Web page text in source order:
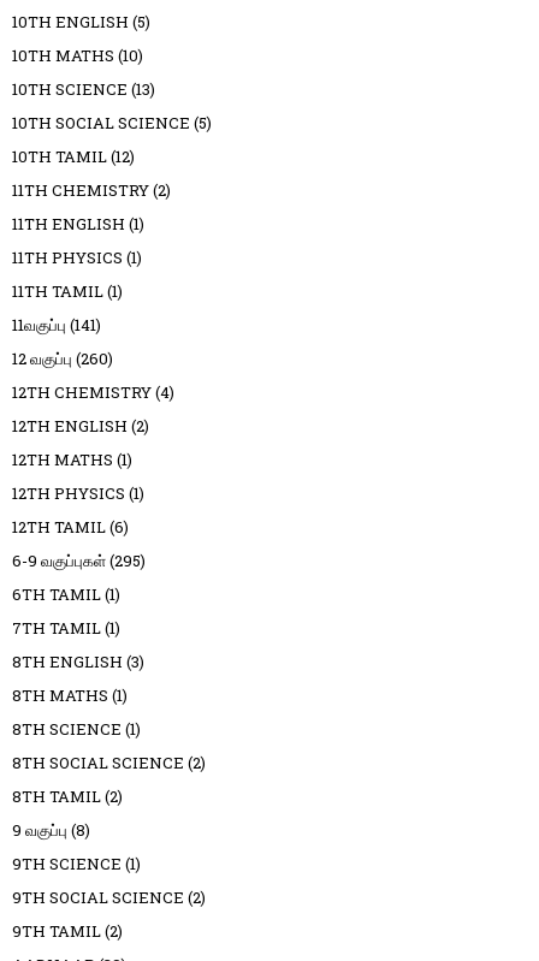
10TH ENGLISH (5)
10TH MATHS (10)
10TH SCIENCE (13)
10TH SOCIAL SCIENCE (5)
10TH TAMIL(12)
11TH CHEMISTRY(2)
11TH ENGLISH (1)
11TH PHYSICS (1)
11TH TAMIL(1)
11வகுப்பு (141)
12 வகுப்பு (260)
12TH CHEMISTRY(4)
12TH ENGLISH (2)
12TH MATHS (1)
12TH PHYSICS (1)
12TH TAMIL(6)
6-9 வகுப்புகள்(295)
6TH TAMIL(1)
7TH TAMIL(1)
8TH ENGLISH (3)
8TH MATHS (1)
8TH SCIENCE (1)
8TH SOCIAL SCIENCE (2)
8TH TAMIL(2)
9 வகுப்பு (8)
9TH SCIENCE (1)
9TH SOCIAL SCIENCE (2)
9TH TAMIL(2)